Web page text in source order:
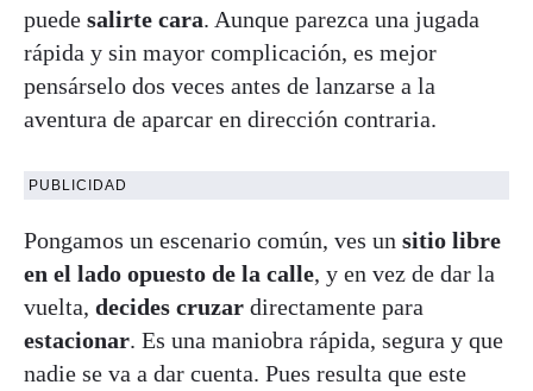
puede salirte cara. Aunque parezca una jugada
rápida y sin mayor complicación, es mejor
pensárselo dos veces antes de lanzarse a la
aventura de aparcar en dirección contraria.
PUBLICIDAD
Pongamos un escenario común, ves un sitio libre
en el lado opuesto de la calle, y en vez de dar la
vuelta, decides cruzar directamente para
estacionar. Es una maniobra rápida, segura y que
nadie se va a dar cuenta. Pues resulta que este